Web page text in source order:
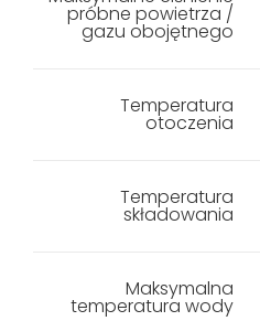
próbne powietrza /
gazu obojętnego
Temperatura
otoczenia
Temperatura
składowania
Maksymalna
temperatura wody